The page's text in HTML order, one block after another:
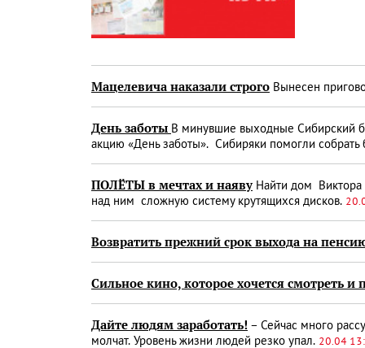
Мацелевича наказали строго Вынесен
День заботы В минувшие выходные Сибирский
акцию «День заботы». Сибиряки помогли
ПОЛЁТЫ в мечтах и наявуНайти дом Виктора
над ним сложную систему крутящихся дисков.
Возвратить прежний срок выхода на
Сильное кино, которое хочется смотреть и
Дайте людям заработать! – Сейчас много
молчат. Уровень жизни людей резко упал. 20.04